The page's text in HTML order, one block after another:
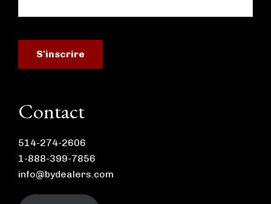
Contact
514-274-2606
1-888-399-7856
info@bydealers.com